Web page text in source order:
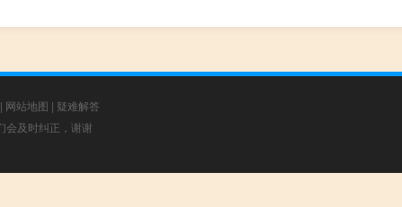
| 网站地图 | 疑难解答
会及时纠正，谢谢